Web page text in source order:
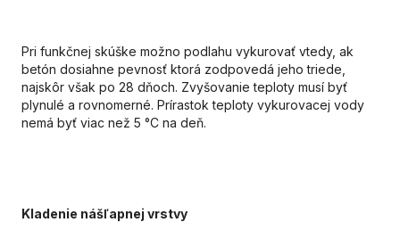
Pri funkčnej skúške možno podlahu vykurovať vtedy, ak
betón dosiahne pevnosť ktorá zodpovedá jeho triede,
najskôr však po 28 dňoch. Zvyšovanie teploty musí byť
plynulé a rovnomerné. Prírastok teploty vykurovacej vody
nemá byť viac než 5 °C na deň.
Kladenie nášľapnej vrstvy